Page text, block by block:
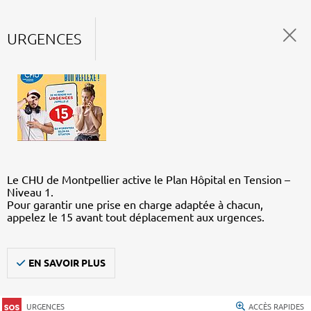
URGENCES
Le CHU de Montpellier active le Plan Hôpital en Tension –
Niveau 1.
Pour garantir une prise en charge adaptée à chacun,
appelez le 15 avant tout déplacement aux urgences.
EN SAVOIR PLUS
URGENCES ACCÈS RAPIDES